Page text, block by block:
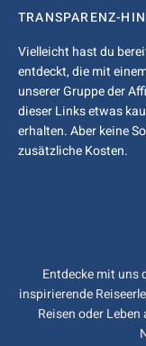
TRANSPARENZ-
Vielleicht hast du
entdeckt, die mit
unserer Gruppe der
dieser Links etwas
erhalten. Aber keine
zusätzliche Kosten.
Entdecke mit uns
inspirierende
Reisen oder